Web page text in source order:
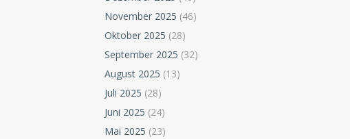
November 2025 (46)
Oktober 2025 (28)
September 2025 (32)
August 2025 (13)
Juli 2025 (28)
Juni 2025 (24)
Mai 2025 (23)